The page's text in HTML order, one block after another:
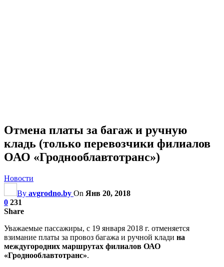
Отмена платы за багаж и ручную
кладь (только перевозчики филиалов
ОАО «Гроднооблавтотранс»)
Новости
By avgrodno.by On Янв 20, 2018
0 231
Share
Уважаемые пассажиры, с 19 января 2018 г. отменяется
взимание платы за провоз багажа и ручной клади на
междугородних маршрутах филиалов ОАО
«Гроднооблавтотранс».